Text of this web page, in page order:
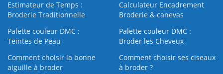
Estimateur de Temps :
Broderie Traditionnelle
Calculateur Encadrement
Broderie & canevas
Palette couleur DMC :
Teintes de Peau
Palette couleur DMC :
Broder les Cheveux
Comment choisir la bonne
aiguille à broder
Comment choisir ses ciseaux
à broder ?